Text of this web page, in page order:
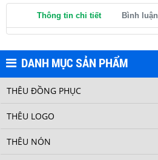
Thông tin chi tiết Bình luận
DANH MỤC SẢN PHẨM
THÊU ĐỒNG PHỤC
THÊU LOGO
THÊU NÓN